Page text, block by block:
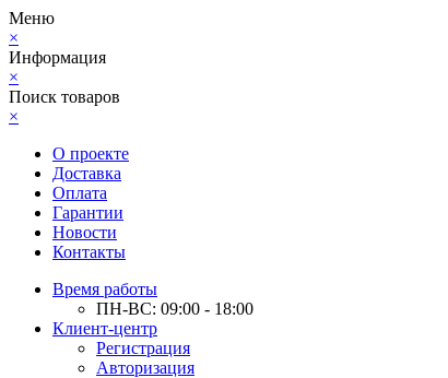
Меню
×
Информация
×
Поиск товаров
×
О проекте
Доставка
Оплата
Гарантии
Новости
Контакты
Время работы
ПН-ВС: 09:00 - 18:00
Клиент-центр
Регистрация
Авторизация